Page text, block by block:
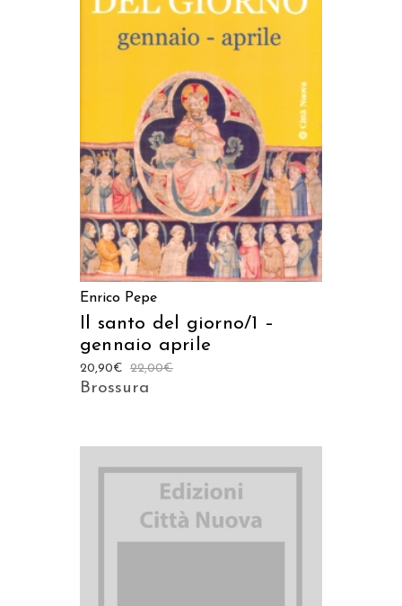
AGGIUNGI AL CARRELLO
Enrico Pepe
Il santo del giorno/1 –
gennaio aprile
22,00€
20,90€
Brossura